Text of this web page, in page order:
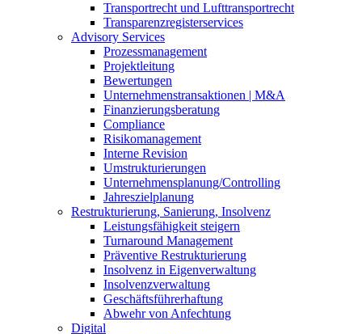
Transportrecht und Lufttransportrecht
Transparenzregisterservices
Advisory Services
Prozessmanagement
Projektleitung
Bewertungen
Unternehmenstransaktionen | M&A
Finanzierungsberatung
Compliance
Risikomanagement
Interne Revision
Umstrukturierungen
Unternehmensplanung/Controlling
Jahreszielplanung
Restrukturierung, Sanierung, Insolvenz
Leistungsfähigkeit steigern
Turnaround Management
Präventive Restrukturierung
Insolvenz in Eigenverwaltung
Insolvenzverwaltung
Geschäftsführerhaftung
Abwehr von Anfechtung
Digital